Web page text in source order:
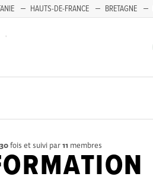
HAUTS-DE-FRANCE BRETAGNE
30fois et suivi par11 membres